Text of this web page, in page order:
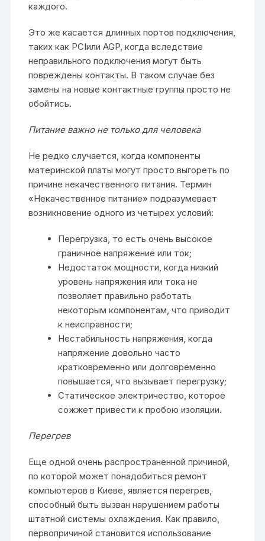
каждого.
Это же касается длинных портов подключения,
таких как PCIили AGP, когда вследствие
неправильного подключения могут быть
повреждены контакты. В таком случае без
замены на новые контактные группы просто не
обойтись.
Питание важно не только для человека
Не редко случается, когда компоненты
материнской платы могут просто выгореть по
причине некачественного питания. Термин
«Некачественное питание» подразумевает
возникновение одного из четырех условий:
Перегрузка, то есть очень высокое
граничное напряжение или ток;
Недостаток мощности, когда низкий
уровень напряжения или тока не
позволяет правильно работать
некоторым компонентам, что приводит
к неисправности;
Нестабильность напряжения, когда
напряжение довольно часто
кратковременно или долговременно
повышается, что вызывает перегрузку;
Статическое электричество, которое
сожжет привести к пробою изоляции.
Перегрев
Еще одной очень распространенной причиной,
по которой может понадобиться ремонт
компьютеров в Киеве, является перегрев,
способный быть вызван нарушением работы
штатной системы охлаждения. Как правило,
первопричиной становится использование